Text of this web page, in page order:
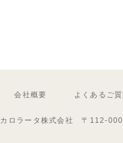
会社概要 よくあるご質
カロラータ株式会社 〒112-